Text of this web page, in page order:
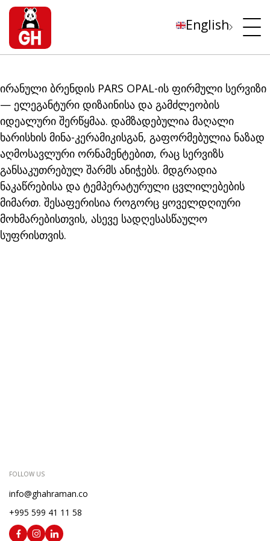
English
ირანული ბრენდის PARS OPAL-ის ფირმული სერვიზი
— ელეგანტური დიზაინისა და გამძლეობის
იდეალური შერწყმაა. დამზადებულია მაღალი
ხარისხის მინა-კერამიკისგან, გაფორმებულია ნაზად
აღმოსავლური ორნამენტებით, რაც სერვიზს
განსაკუთრებულ შარმს ანიჭებს. მდგრადია
ნაკაწრებისა და ტემპერატურული ცვლილებების
მიმართ. შესაფერისია როგორც ყოველდღიური
მოხმარებისთვის, ასევე სადღესასწაულო
სუფრისთვის.
FOLLOW US
info@ghahraman.co
+995 599 41 11 58